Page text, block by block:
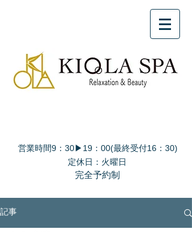
営業時間9：30▶19：00(最終受付16：30)
定休日：火曜日
完全予約制
記事